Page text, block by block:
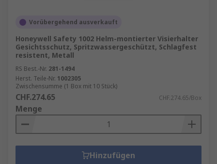
Vorübergehend ausverkauft
Honeywell Safety 1002 Helm-montierter Visierhalter
Gesichtsschutz, Spritzwassergeschützt, Schlagfest
resistent, Metall
RS Best.-Nr. 281-1494
Herst. Teile-Nr. 1002305
Zwischensumme (1 Box mit 10 Stück)
CHF.274.65 CHF.274.65/Box
Menge
Hinzufügen